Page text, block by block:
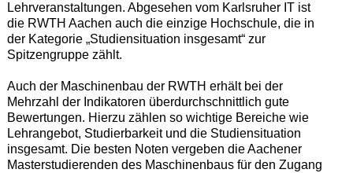
Lehrveranstaltungen. Abgesehen vom Karlsruher IT ist
die RWTH Aachen auch die einzige Hochschule, die in
der Kategorie „Studiensituation insgesamt“ zur
Spitzengruppe zählt.
Auch der Maschinenbau der RWTH erhält bei der
Mehrzahl der Indikatoren überdurchschnittlich gute
Bewertungen. Hierzu zählen so wichtige Bereiche wie
Lehrangebot, Studierbarkeit und die Studiensituation
insgesamt. Die besten Noten vergeben die Aachener
Masterstudierenden des Maschinenbaus für den Zugang